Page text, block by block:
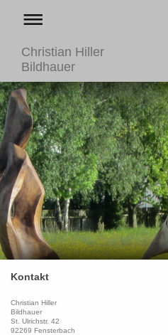
Christian Hiller
Bildhauer
Kontakt
Christian Hiller
Bildhauer
St. Ulrichstr. 42
92269 Fensterbach